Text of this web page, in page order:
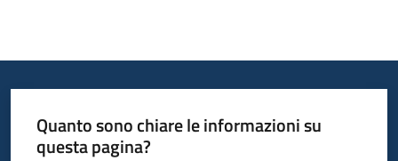
locali
Quanto sono chiare le informazioni su
questa pagina?